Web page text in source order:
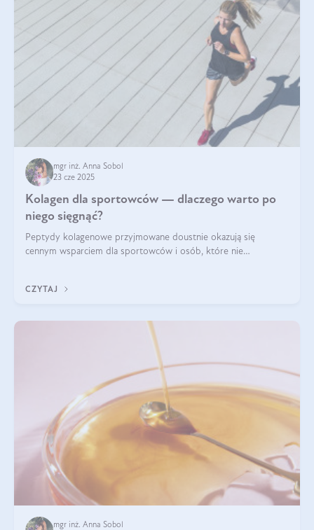
mgr inż. Anna Sobol
23 cze 2025
Kolagen dla sportowców — dlaczego warto po
niego sięgnąć?
Peptydy kolagenowe przyjmowane doustnie okazują się
cennym wsparciem dla sportowców i osób, które nie
CZYTAJ
mgr inż. Anna Sobol